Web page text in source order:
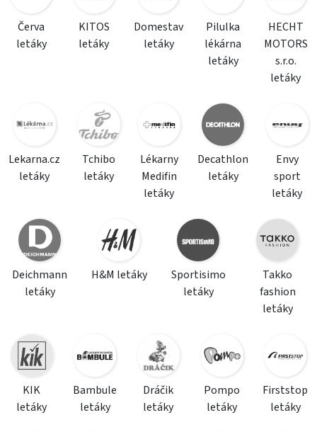
Červa
letáky
KITOS
letáky
Domestav
letáky
Pilulka
lékárna
letáky
HECHT
MOTORS
s.r.o.
letáky
Lekarna.cz
letáky
Tchibo
letáky
Lékarny
Medifin
letáky
Decathlon
letáky
Envy
sport
letáky
Deichmann
letáky
H&M letáky
Sportisimo
letáky
Takko
fashion
letáky
KIK
letáky
Bambule
letáky
Dráčik
letáky
Pompo
letáky
Firststop
letáky